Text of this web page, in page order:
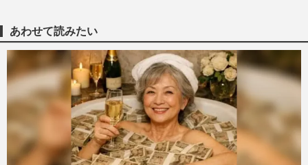
長谷川京子、ミニ丈にルーズソックスの最
新近影が「アラフィフでこれは最強」美し
すぎる私服ショットに大反…
週刊女性PRIME 2025/6/21
【アラフィフ女性の“稼げる資格”】強みを
活かした『＋α』で収入UP！資格取得で新
たな人生の幕開け
あわせて読みたい